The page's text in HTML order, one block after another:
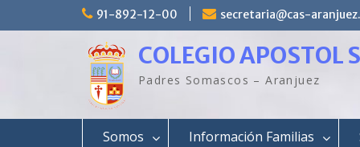
91-892-12-00 secretaria@cas-
COLEGIO APOSTOL
Padres Somascos – Aranjuez
Somos Información Familias